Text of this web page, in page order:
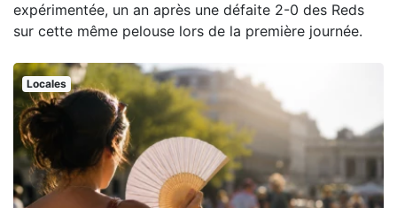
expérimentée, un an après une défaite 2-0 des Reds
sur cette même pelouse lors de la première journée.
Locales